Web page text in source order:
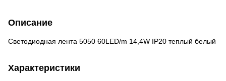
Описание
Светодиодная лента 5050 60LED/m 14,4W IP20 теплый белый
Характеристики